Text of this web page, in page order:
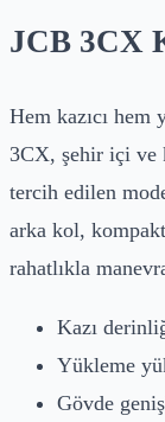
JCB 3CX
Hem kazıcı
3CX, şehir içi ve
tercih edilen
arka kol,
rahatlıkla
Kazı
Yükleme
Gövde